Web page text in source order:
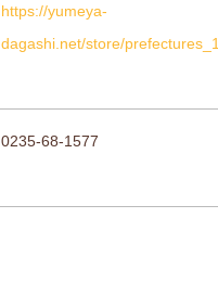
https://yumeya-
dagashi.net/store/prefectures_1
0235-68-1577